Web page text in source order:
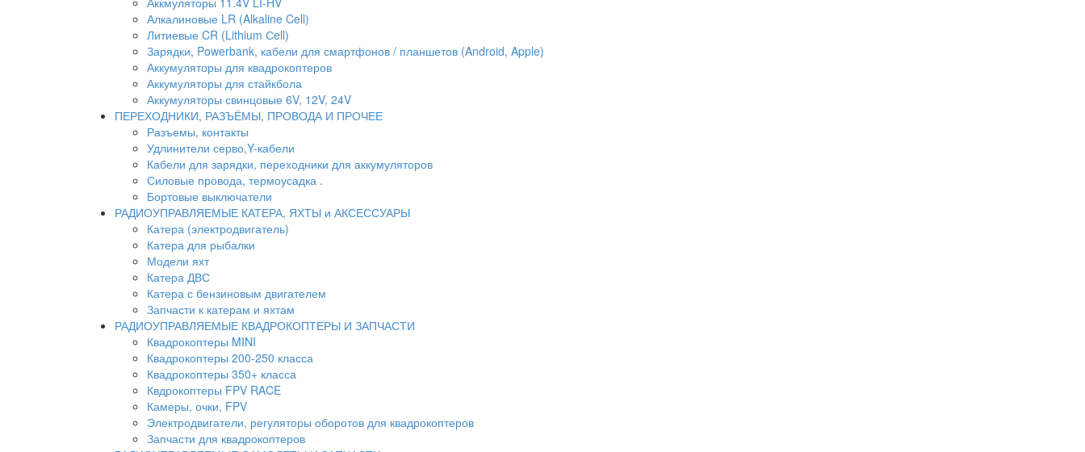
Алкалиновые LR (Alkaline Cell)
Литиевые CR (Lithium Сell)
Зарядки, Powerbank, кабели для смартфонов / планшетов (Android, Apple)
Аккумуляторы для квадрокоптеров
Аккумуляторы для стайкбола
Аккумуляторы свинцовые 6V, 12V, 24V
ПЕРЕХОДНИКИ, РАЗЪЁМЫ, ПРОВОДА И ПРОЧЕЕ
Разъемы, контакты
Удлинители серво,Y-кабели
Кабели для зарядки, переходники для аккумуляторов
Силовые провода, термоусадка .
Бортовые выключатели
РАДИОУПРАВЛЯЕМЫЕ КАТЕРА, ЯХТЫ и АКСЕССУАРЫ
Катера (электродвигатель)
Катера для рыбалки
Модели яхт
Катера ДВС
Катера с бензиновым двигателем
Запчасти к катерам и яхтам
РАДИОУПРАВЛЯЕМЫЕ КВАДРОКОПТЕРЫ И ЗАПЧАСТИ
Квадрокоптеры MINI
Квадрокоптеры 200-250 класса
Квадрокоптеры 350+ класса
Квдрокоптеры FPV RACE
Камеры, очки, FPV
Электродвигатели, регуляторы оборотов для квадрокоптеров
Запчасти для квадрокоптеров